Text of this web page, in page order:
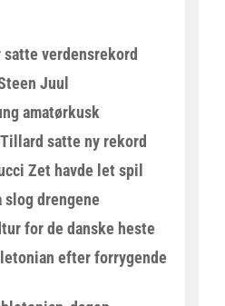
verdensrekord
Juul
amatørkusk
satte ny rekord
Zet havde let spil
slog drengene
for de danske heste
efter forrygende